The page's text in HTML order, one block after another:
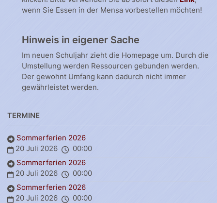
wenn Sie Essen in der Mensa vorbestellen möchten!
Hinweis in eigener Sache
Im neuen Schuljahr zieht die Homepage um. Durch die
Umstellung werden Ressourcen gebunden werden.
Der gewohnt Umfang kann dadurch nicht immer
gewährleistet werden.
TERMINE
Sommerferien 2026
20 Juli 2026
00:00
Sommerferien 2026
20 Juli 2026
00:00
Sommerferien 2026
20 Juli 2026
00:00